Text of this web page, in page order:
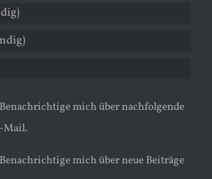
Benachrichtige mich über nachfolgende
Mail.
Benachrichtige mich über neue Beiträge